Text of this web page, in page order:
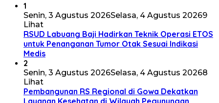
1
Senin, 3 Agustus 2026Selasa, 4 Agustus 20269
Lihat
RSUD Labuang Baji Hadirkan Teknik Operasi ETOS
untuk Penanganan Tumor Otak Sesuai Indikasi
Medis
2
Senin, 3 Agustus 2026Selasa, 4 Agustus 20268
Lihat
Pembangunan RS Regional di Gowa Dekatkan
Layanan Kesehatan di Wilayah Pegunungan